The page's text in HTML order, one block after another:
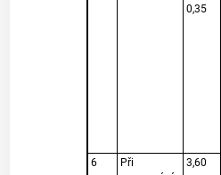
0,35
6
Při
3,60